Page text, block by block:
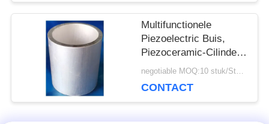
Multifunctionele
Piezoelectric Buis,
Piezoceramic-Cilinder
Ø25.4xØ19.24x18.8mm
negotiable MOQ:10 stuk/Stukken
CONTACT